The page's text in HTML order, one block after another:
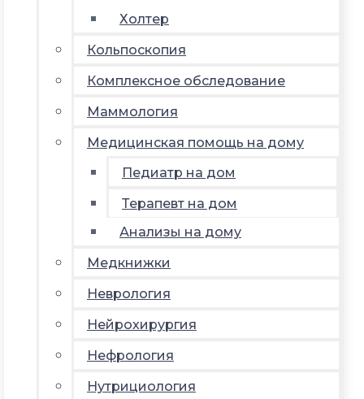
Холтер
Кольпоскопия
Комплексное обследование
Маммология
Медицинская помощь на дому
Педиатр на дом
Терапевт на дом
Анализы на дому
Медкнижки
Неврология
Нейрохирургия
Нефрология
Нутрициология